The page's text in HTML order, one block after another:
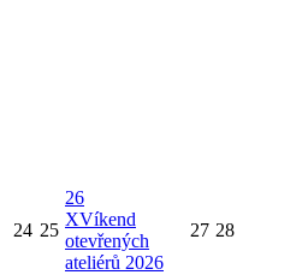
24 25
26
XVíkend
otevřených
ateliérů 2026
27 28